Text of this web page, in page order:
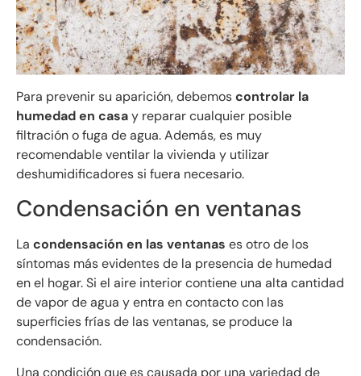
Para prevenir su aparición, debemoscontrolar la
humedad en casay reparar cualquier posible
filtración o fuga de agua. Además, es muy
recomendable ventilar la vivienda y utilizar
deshumidificadores si fuera necesario.
Condensación en ventanas
La condensación en las ventanas es otro de los
síntomas más evidentes de la presencia de humedad
en el hogar. Si el aire interior contiene una alta cantidad
de vapor de agua y entra en contacto con las
superficies frías de las ventanas, se produce la
condensación.
Una condición que es causada por una variedad de